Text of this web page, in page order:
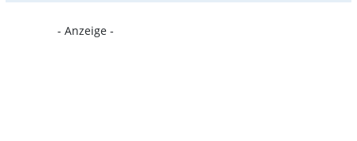
- Anzeige -